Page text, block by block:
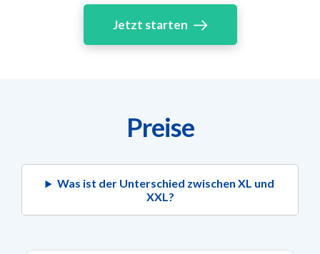
Jetzt starten
Preise
Was ist der Unterschied zwischen XL und
XXL?